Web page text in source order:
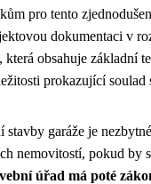
pro tento
dokumentaci v
která obsahuje základní
prokazující soulad
stavby garáže je
nemovitostí, pokud by
úřad má poté